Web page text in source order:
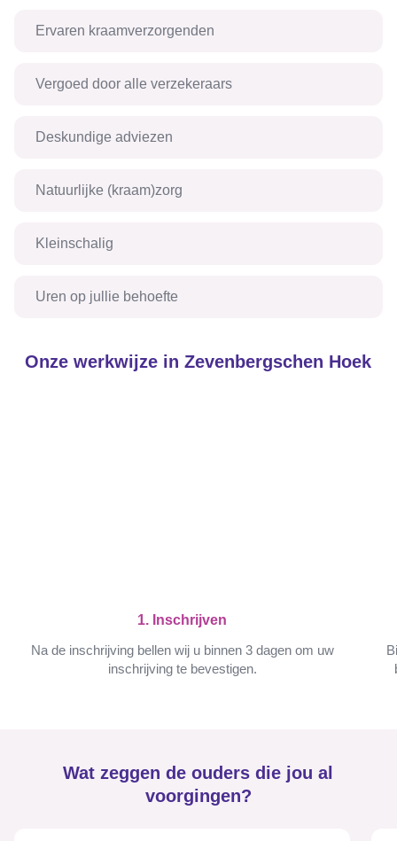
Ervaren kraamverzorgenden
Vergoed door alle verzekeraars
Deskundige adviezen
Natuurlijke (kraam)zorg
Kleinschalig
Uren op jullie behoefte
Onze werkwijze in Zevenbergschen Hoek
1. Inschrijven
Na de inschrijving bellen wij u binnen 3 dagen om uw
inschrijving te bevestigen.
Wat zeggen de ouders die jou al
voorgingen?